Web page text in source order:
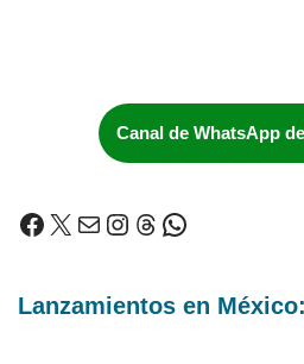
Canal de WhatsApp
Lanzamientos en México: